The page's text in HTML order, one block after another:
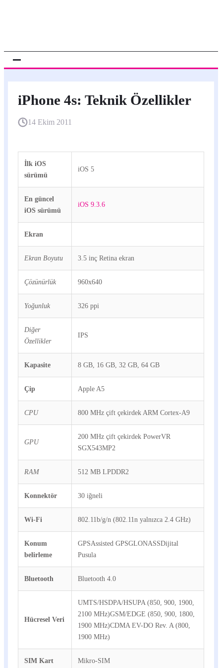
iPhone 4s: Teknik Özellikler
14 Ekim 2011
İlk iOS
sürümü
iOS 5
En güncel
iOS sürümü
iOS 9.3.6
Ekran
Ekran Boyutu 3.5 inç Retina ekran
Çözünürlük 960x640
Yoğunluk 326 ppi
Diğer
Özellikler
IPS
Kapasite 8 GB, 16 GB, 32 GB, 64 GB
Çip Apple A5
CPU 800 MHz çift çekirdek ARM Cortex-A9
GPU
200 MHz çift çekirdek PowerVR
SGX543MP2
RAM 512 MB LPDDR2
Konnektör 30 iğneli
Wi-Fi 802.11b/g/n (802.11n yalnızca 2.4 GHz)
Konum
belirleme
GPSAssisted GPSGLONASSDijital
Pusula
Bluetooth Bluetooth 4.0
Hücresel Veri
UMTS/HSDPA/HSUPA (850, 900, 1900,
2100 MHz)GSM/EDGE (850, 900, 1800,
1900 MHz)CDMA EV-DO Rev. A (800,
1900 MHz)
SIM Kart Mikro-SIM